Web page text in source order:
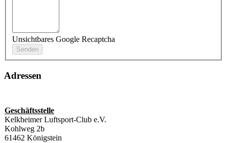
Unsichtbares Google Recaptcha
Adressen
Geschäftsstelle
Kelkheimer Luftsport-Club e.V.
Kohlweg 2b
61462 Königstein